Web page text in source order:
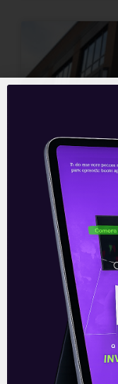
(GOOG)
A Alphabet
controla o
terça-feira
mercado,
trimestre de
Leia mais